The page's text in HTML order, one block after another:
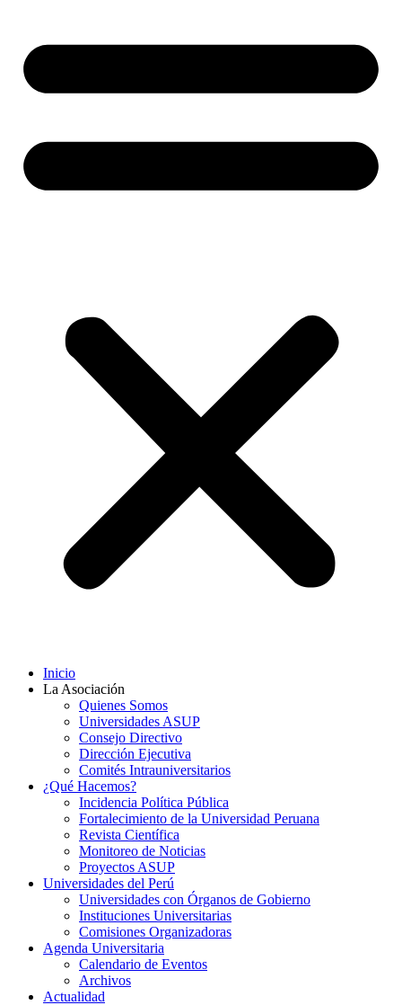
Inicio
La Asociación
Quienes Somos
Universidades ASUP
Consejo Directivo
Dirección Ejecutiva
Comités Intrauniversitarios
¿Qué Hacemos?
Incidencia Política Pública
Fortalecimiento de la Universidad Peruana
Revista Científica
Monitoreo de Noticias
Proyectos ASUP
Universidades del Perú
Universidades con Órganos de Gobierno
Instituciones Universitarias
Comisiones Organizadoras
Agenda Universitaria
Calendario de Eventos
Archivos
Actualidad